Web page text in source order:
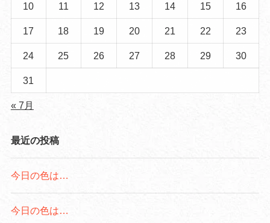
10 11 12 13 14 15 16
17 18 19 20 21 22 23
24 25 26 27 28 29 30
31
« 7月
最近の投稿
今日の色は…
今日の色は…